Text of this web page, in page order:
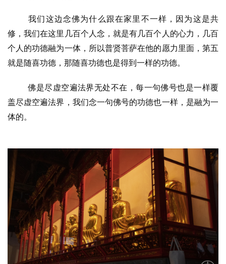
僧
音
访
谈
提
专
题
益
我们这边念佛为什么跟在家里不一样，因为这是共
修，我们在这里几百个人念，就是有几百个人的心力，几百
个人的功德融为一体，所以普贤菩萨在他的愿力里面，第五
就是随喜功德，那随喜功德也是得到一样的功德。
佛是尽虚空遍法界无处不在，每一句佛号也是一样覆
盖尽虚空遍法界，我们念一句佛号的功德也一样，是融为一
体的。